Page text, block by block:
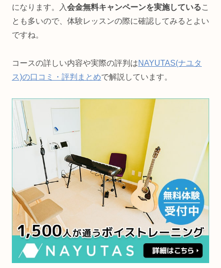
になります。入会金無料キャンペーンを実施しているこ
とも多いので、体験レッスンの際に確認してみるとよい
ですね。
コースの詳しい内容や実際の評判はNAYUTAS(ナユタ
ス)の口コミ・評判まとめで解説しています。